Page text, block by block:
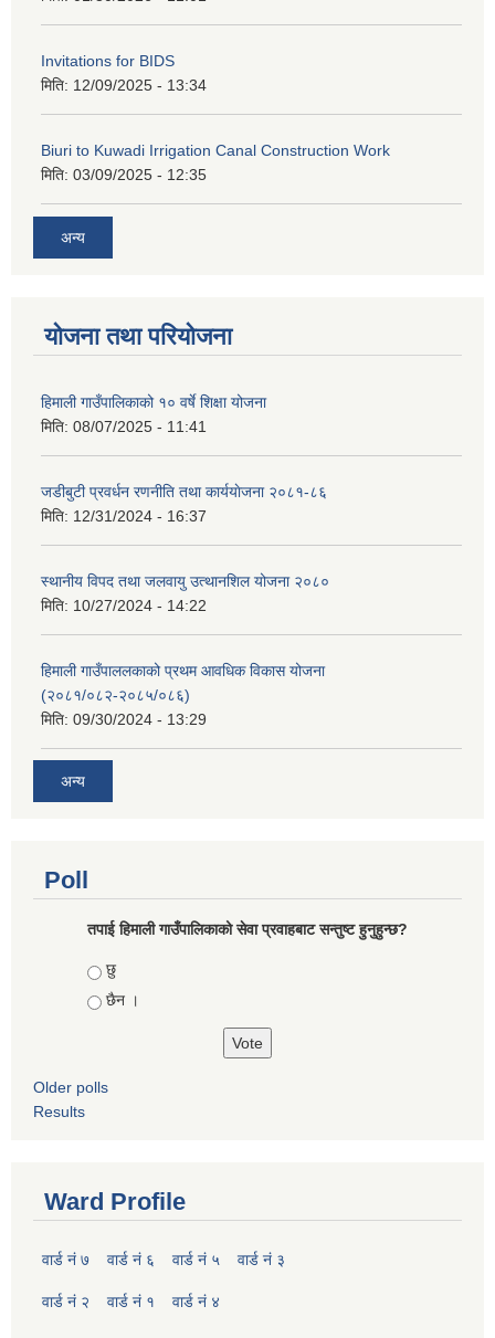
Invitations for BIDS
मिति: 12/09/2025 - 13:34
Biuri to Kuwadi Irrigation Canal Construction Work
मिति: 03/09/2025 - 12:35
अन्य
योजना तथा परियोजना
हिमाली गाउँपालिकाको १० वर्षे शिक्षा योजना
मिति: 08/07/2025 - 11:41
जडीबुटी प्रवर्धन रणनीति तथा कार्ययाेजना २०८१-८६
मिति: 12/31/2024 - 16:37
स्थानीय विपद तथा जलवायु उत्थानशिल योजना २०८०
मिति: 10/27/2024 - 14:22
हिमाली गाउँपाललकाको प्रथम आवधिक विकास योजना
(२०८१/०८२-२०८५/०८६)
मिति: 09/30/2024 - 13:29
अन्य
Poll
तपाई हिमाली गाउँपालिकाको सेवा प्रवाहबाट सन्तुष्ट हुनुहुन्छ?
Choices
छु
छैन ।
Older polls
Results
Ward Profile
वार्ड नं ७ वार्ड नं ६ वार्ड नं ५ वार्ड नं ३
वार्ड नं २ वार्ड नं १ वार्ड नं ४